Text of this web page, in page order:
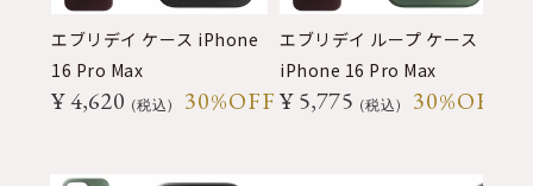
エブリデイ ケース iPhone
16 Pro Max
30%OFF
¥ 4,620 税込
エブリデイ ループ ケース
iPhone 16 Pro Max
30%OFF
¥ 5,775 税込